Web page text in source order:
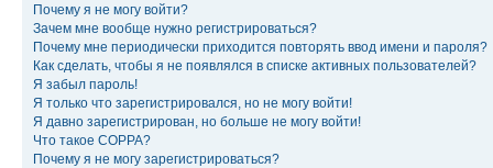
Почему я не могу войти?
Зачем мне вообще нужно регистрироваться?
Почему мне периодически приходится повторять ввод имени и пароля?
Как сделать, чтобы я не появлялся в списке активных пользователей?
Я забыл пароль!
Я только что зарегистрировался, но не могу войти!
Я давно зарегистрирован, но больше не могу войти!
Что такое COPPA?
Почему я не могу зарегистрироваться?